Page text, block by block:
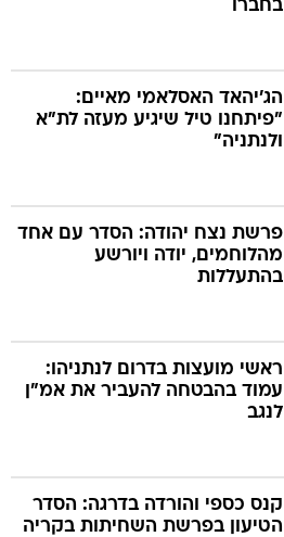
בחברו
הג'יהאד האסלאמי מאיים:
"פיתחנו טיל שיגיע מעזה לת"א
ולנתניה"
פרשת נצח יהודה: הסדר עם אחד
מהלוחמים, יודה ויורשע
בהתעללות
ראשי מועצות בדרום לנתניהו:
עמוד בהבטחה להעביר את אמ"ן
לנגב
קנס כספי והורדה בדרגה: הסדר
הטיעון בפרשת השחיתות בקריה